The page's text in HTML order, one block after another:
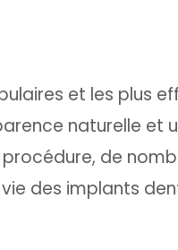
et les plus
naturelle et
de
des implants